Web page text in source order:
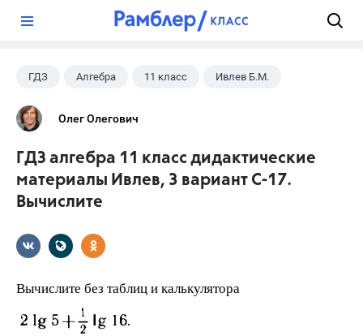
ГДЗ Алгебра 11 класс Ивлев Б.М.
Олег Олегович
ГДЗ алгебра 11 класс дидактические
материалы Ивлев, 3 вариант С-17.
Вычислите
Вычислите без таблиц и калькулятора